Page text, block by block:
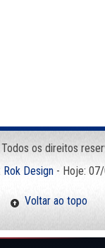
os direitos
Rok Design- Hoje: 07/
Voltar ao topo